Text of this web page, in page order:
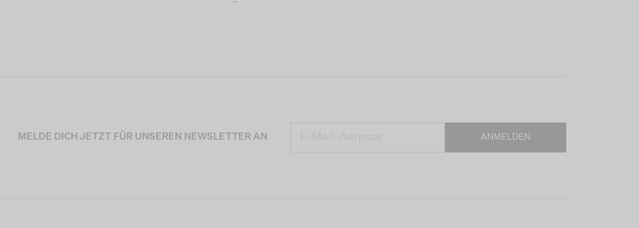
MELDE DICH JETZT FÜR UNSEREN NEWSLETTER AN ANMELDEN